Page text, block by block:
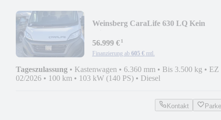
Weinsberg CaraLife 630 LQ Kein
56.999 €¹
Finanzierung ab 605 € mtl.
Tageszulassung • Kastenwagen • 6.360 mm • Bis 3.500 kg • EZ
02/2026 • 100 km • 103 kW (140 PS) • Diesel
Kontakt